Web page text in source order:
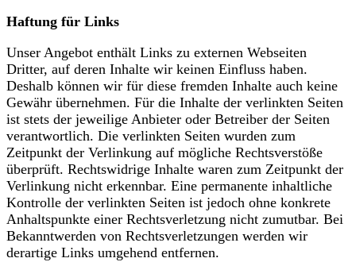
Haftung für Links
Unser Angebot enthält Links zu externen Webseiten
Dritter, auf deren Inhalte wir keinen Einfluss haben.
Deshalb können wir für diese fremden Inhalte auch keine
Gewähr übernehmen. Für die Inhalte der verlinkten Seiten
ist stets der jeweilige Anbieter oder Betreiber der Seiten
verantwortlich. Die verlinkten Seiten wurden zum
Zeitpunkt der Verlinkung auf mögliche Rechtsverstöße
überprüft. Rechtswidrige Inhalte waren zum Zeitpunkt der
Verlinkung nicht erkennbar. Eine permanente inhaltliche
Kontrolle der verlinkten Seiten ist jedoch ohne konkrete
Anhaltspunkte einer Rechtsverletzung nicht zumutbar. Bei
Bekanntwerden von Rechtsverletzungen werden wir
derartige Links umgehend entfernen.